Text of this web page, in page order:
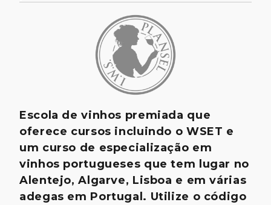
Escola de vinhos premiada que
oferece cursos incluindo o WSET e
um curso de especialização em
vinhos portugueses que tem lugar no
Alentejo, Algarve, Lisboa e em várias
adegas em Portugal. Utilize o código